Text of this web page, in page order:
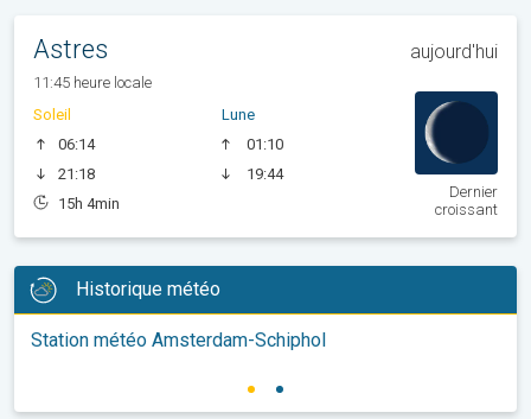
Astres aujourd'hui
11:45 heure locale
Soleil
06:14
21:18
15h 4min
Lune
01:10
19:44
Dernier
croissant
Historique météo
Station météo Amsterdam-Schiphol